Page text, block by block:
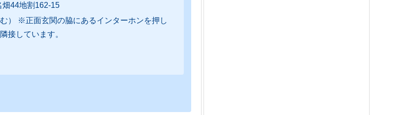
44地割162-15
） ※正面玄関の脇にあるインターホンを押し
接しています。